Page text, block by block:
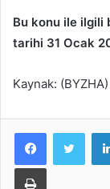
Bu konu ile ilgili
tarihi 31 Ocak
Kaynak:
Yazdır